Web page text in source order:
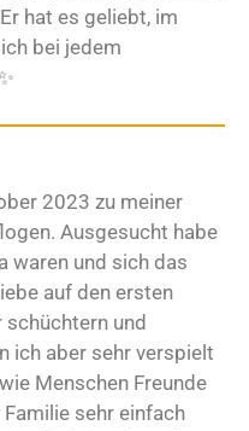
hat es geliebt, im
bei jedem
2023 zu meiner
Ausgesucht habe
waren und sich das
auf den ersten
und
ich aber sehr verspielt
Menschen Freunde
sehr einfach